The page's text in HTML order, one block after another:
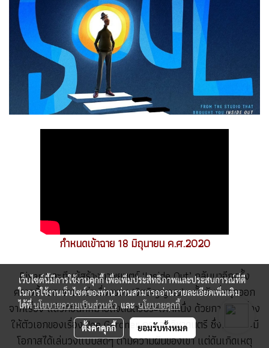
กำหนดเข้าฉาย 18 มิถุนายน ค.ศ.2020
Pixar และทีมผู้สร้างภาพยนตร์ ‘Inside Out’ กลับมาอีกครั้ง
คราวนี้พวกเขาจะเล่าเรื่องของ ‘จิตวิญญาณ’ …ทั้งอันที่หลุดออก
จากเรื่อง แล้วก็อันที่หมายถึงดนตรีประเภทหนึ่ง ด้วยการเดินเรื่อง
ให้ตัวเอกของเรื่อง Joe Gardner ครูสอนวิชาดนตรี ซึ่งกำลังจะมี
โอกาสได้เล่นวงแบบสดๆ ตามความฝันของเขา แต่ดันเกิดเหตุ
เว็บไซต์นี้มีการใช้งานคุกกี้ เพื่อเพิ่มประสิทธิภาพและประสบการณ์ที่ดี
ในการใช้งานเว็บไซต์ของท่าน ท่านสามารถอ่านรายละเอียดเพิ่มเติม
ได้ที่นโยบายความเป็นส่วนตัวและนโยบายคุกกี้
ตั้งค่าคุกกี้ ยอมรับทั้งหมด